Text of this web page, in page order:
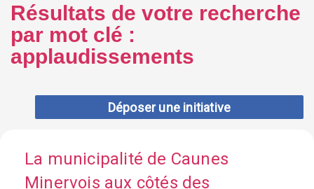
Résultats de votre recherche
par mot clé :
applaudissements
Déposer une initiative
La municipalité de Caunes
Minervois aux côtés des